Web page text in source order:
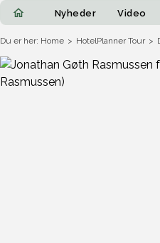
Nyheder Video
Du er her: Home > HotelPlanner Tour >